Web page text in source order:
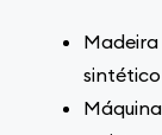
sintético